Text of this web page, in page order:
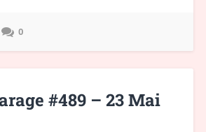
0
#489 – 23 Mai